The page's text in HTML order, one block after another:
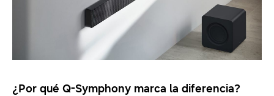
¿Por qué Q-Symphony marca la diferencia?